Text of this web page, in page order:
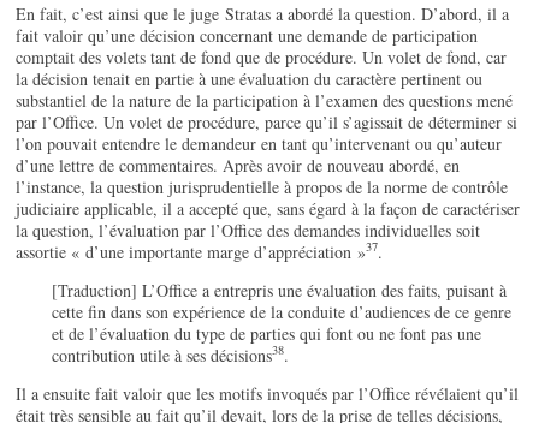
En fait, c’est ainsi que le juge Stratas a abordé la question. D’abord, il a
fait valoir qu’une décision concernant une demande de participation
comptait des volets tant de fond que de procédure. Un volet de fond, car
la décision tenait en partie à une évaluation du caractère pertinent ou
substantiel de la nature de la participation à l’examen des questions mené
par l’Office. Un volet de procédure, parce qu’il s’agissait de déterminer si
l’on pouvait entendre le demandeur en tant qu’intervenant ou qu’auteur
d’une lettre de commentaires. Après avoir de nouveau abordé, en
l’instance, la question jurisprudentielle à propos de la norme de contrôle
judiciaire applicable, il a accepté que, sans égard à la façon de caractériser
la question, l’évaluation par l’Office des demandes individuelles soit
assortie « d’une importante marge d’appréciation »37.
[Traduction] L’Office a entrepris une évaluation des faits, puisant à
cette fin dans son expérience de la conduite d’audiences de ce genre
et de l’évaluation du type de parties qui font ou ne font pas une
contribution utile à ses décisions38.
Il a ensuite fait valoir que les motifs invoqués par l’Office révélaient qu’il
était très sensible au fait qu’il devait, lors de la prise de telles décisions,